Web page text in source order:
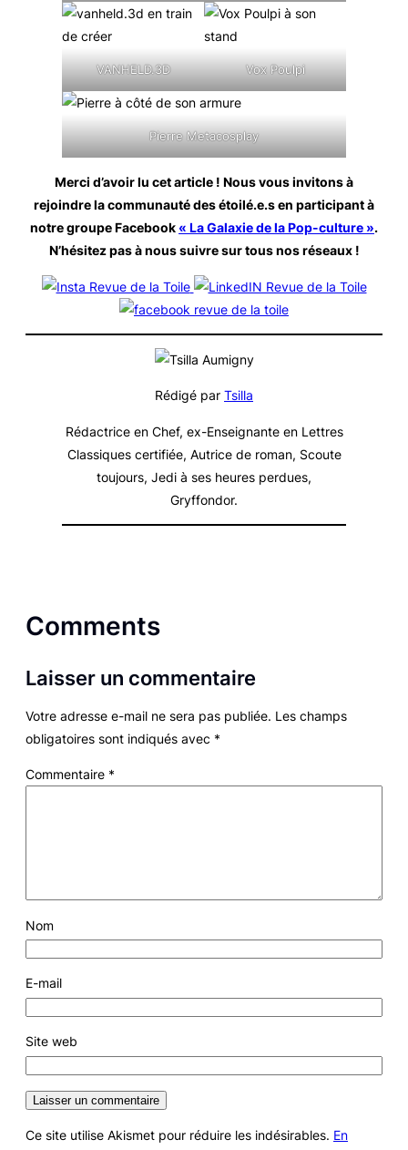
VANHELD.3D Vox Poulpi
Pierre Metacosplay
Merci d’avoir lu cet article ! Nous vous invitons à
rejoindre la communauté des étoilé.e.s en participant à
notre groupe Facebook « La Galaxie de la Pop-culture ».
N’hésitez pas à nous suivre sur tous nos réseaux!
Rédigé par Tsilla
Rédactrice en Chef, ex-Enseignante en Lettres
Classiques certifiée, Autrice de roman, Scoute
toujours, Jedi à ses heures perdues,
Gryffondor.
Comments
Laisser un commentaire
Votre adresse e-mail ne sera pas publiée. Les champs
obligatoires sont indiqués avec *
Commentaire *
Nom
E-mail
Site web
Ce site utilise Akismet pour réduire les indésirables. En